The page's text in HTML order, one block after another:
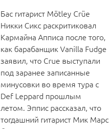
Бас гитарист Mötley Crüe
Никки Сикс раскритиковал
Кармайна Апписа после того,
как барабанщик Vanilla Fudge
заявил, что Crue выступали
под заранее записанные
минусовки во время тура с
Def Leppard прошлым
летом. Эппис рассказал, что
тогдашний гитарист Мик Марс